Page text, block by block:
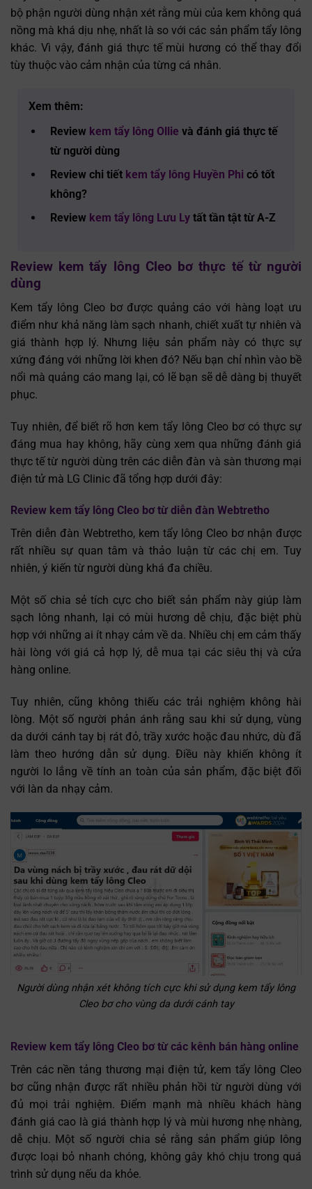
bộ phận người dùng nhận xét rằng mùi của kem không quá
nồng mà khá dịu nhẹ, nhất là so với các sản phẩm tẩy lông
khác. Vì vậy, đánh giá thực tế mùi hương có thể thay đổi
tùy thuộc vào cảm nhận của từng cá nhân.
Xem thêm:
Review kem tẩy lông Ollie và đánh giá thực tế
từ người dùng
Review chi tiết kem tẩy lông Huyền Phi có tốt
không?
Review kem tẩy lông Lưu Lytất tần tật từ A-Z
Review kem tẩy lông Cleo bơ thực tế từ người
dùng
Kem tẩy lông Cleo bơ được quảng cáo với hàng loạt ưu
điểm như khả năng làm sạch nhanh, chiết xuất tự nhiên và
giá thành hợp lý. Nhưng liệu sản phẩm này có thực sự
xứng đáng với những lời khen đó? Nếu bạn chỉ nhìn vào bề
nổi mà quảng cáo mang lại, có lẽ bạn sẽ dễ dàng bị thuyết
phục.
Tuy nhiên, để biết rõ hơn kem tẩy lông Cleo bơ có thực sự
đáng mua hay không, hãy cùng xem qua những đánh giá
thực tế từ người dùng trên các diễn đàn và sàn thương mại
điện tử mà LG Clinic đã tổng hợp dưới đây:
Review kem tẩy lông Cleo bơ từ diễn đàn Webtretho
Trên diễn đàn Webtretho, kem tẩy lông Cleo bơ nhận được
rất nhiều sự quan tâm và thảo luận từ các chị em. Tuy
nhiên, ý kiến từ người dùng khá đa chiều.
Một số chia sẻ tích cực cho biết sản phẩm này giúp làm
sạch lông nhanh, lại có mùi hương dễ chịu, đặc biệt phù
hợp với những ai ít nhạy cảm về da. Nhiều chị em cảm thấy
hài lòng với giá cả hợp lý, dễ mua tại các siêu thị và cửa
hàng online.
Tuy nhiên, cũng không thiếu các trải nghiệm không hài
lòng. Một số người phản ánh rằng sau khi sử dụng, vùng
da dưới cánh tay bị rát đỏ, trầy xước hoặc đau nhức, dù đã
làm theo hướng dẫn sử dụng. Điều này khiến không ít
người lo lắng về tính an toàn của sản phẩm, đặc biệt đối
với làn da nhạy cảm.
Người dùng nhận xét không tích cực khi sử dụng kem tẩy lông
Cleo bơ cho vùng da dưới cánh tay
Review kem tẩy lông Cleo bơ từ các kênh bán hàng online
Trên các nền tảng thương mại điện tử, kem tẩy lông Cleo
bơ cũng nhận được rất nhiều phản hồi từ người dùng với
đủ mọi trải nghiệm. Điểm mạnh mà nhiều khách hàng
đánh giá cao là giá thành hợp lý và mùi hương nhẹ nhàng,
dễ chịu. Một số người chia sẻ rằng sản phẩm giúp lông
được loại bỏ nhanh chóng, không gây khó chịu trong quá
trình sử dụng nếu da khỏe.